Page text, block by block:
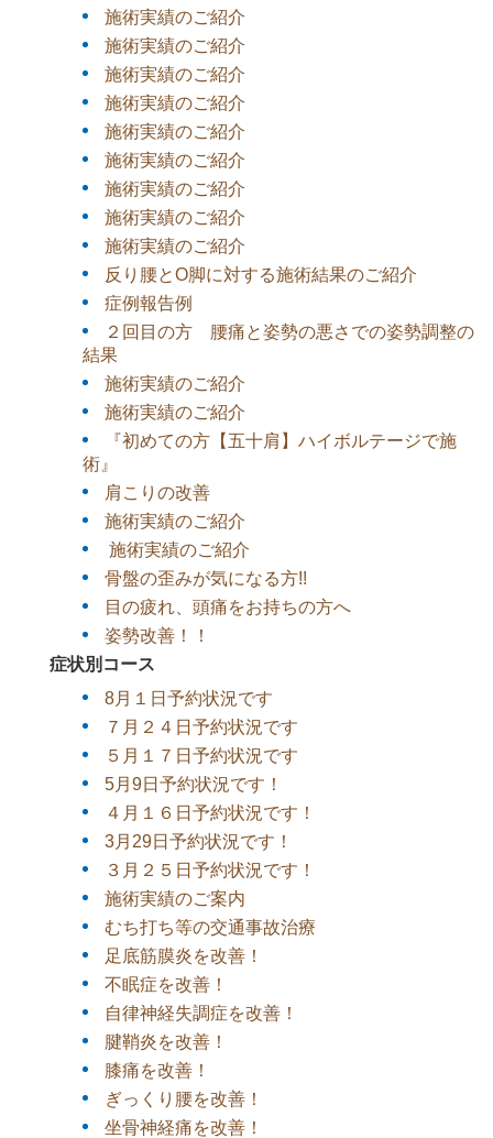
施術実績のご紹介
施術実績のご紹介
施術実績のご紹介
施術実績のご紹介
施術実績のご紹介
施術実績のご紹介
施術実績のご紹介
施術実績のご紹介
施術実績のご紹介
反り腰とO脚に対する施術結果のご紹介
症例報告例
２回目の方 腰痛と姿勢の悪さでの姿勢調整の
結果
施術実績のご紹介
施術実績のご紹介
『初めての方【五十肩】ハイボルテージで施
術』
肩こりの改善
施術実績のご紹介
施術実績のご紹介
骨盤の歪みが気になる方!!
目の疲れ、頭痛をお持ちの方へ
姿勢改善！！
症状別コース
8月１日予約状況です
７月２４日予約状況です
５月１７日予約状況です
5月9日予約状況です！
４月１６日予約状況です！
3月29日予約状況です！
３月２５日予約状況です！
施術実績のご案内
むち打ち等の交通事故治療
足底筋膜炎を改善！
不眠症を改善！
自律神経失調症を改善！
腱鞘炎を改善！
膝痛を改善！
ぎっくり腰を改善！
坐骨神経痛を改善！